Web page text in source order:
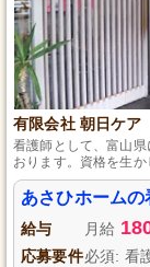
有限会社 朝日ケア
看護師として、富山
おります。資格を生
多様な福祉サービス
す。年間休日は118
ベートの充実が望め
勤務が可能です。
あさひホーム
給与 月給
応募要件必須: 看